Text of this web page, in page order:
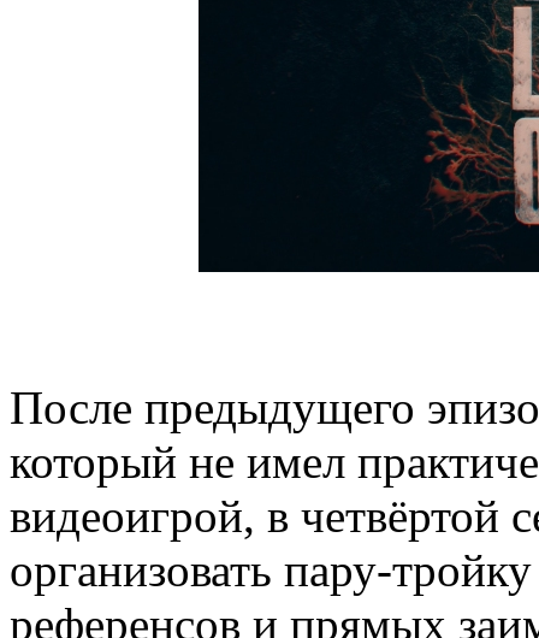
После предыдущего
который не имел
видеоигрой, в четвёртой
организовать пару-
референсов и прямых